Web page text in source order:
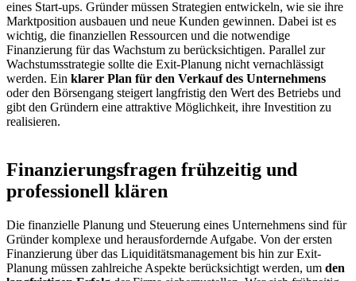
eines Start-ups. Gründer müssen Strategien entwickeln, wie sie ihre
Marktposition ausbauen und neue Kunden gewinnen. Dabei ist es
wichtig, die finanziellen Ressourcen und die notwendige
Finanzierung für das Wachstum zu berücksichtigen. Parallel zur
Wachstumsstrategie sollte die Exit-Planung nicht vernachlässigt
werden. Ein klarer Plan für den Verkauf des Unternehmens
oder den Börsengang steigert langfristig den Wert des Betriebs und
gibt den Gründern eine attraktive Möglichkeit, ihre Investition zu
realisieren.
Finanzierungsfragen frühzeitig und
professionell klären
Die finanzielle Planung und Steuerung eines Unternehmens sind für
Gründer komplexe und herausfordernde Aufgabe. Von der ersten
Finanzierung über das Liquiditätsmanagement bis hin zur Exit-
Planung müssen zahlreiche Aspekte berücksichtigt werden, um den